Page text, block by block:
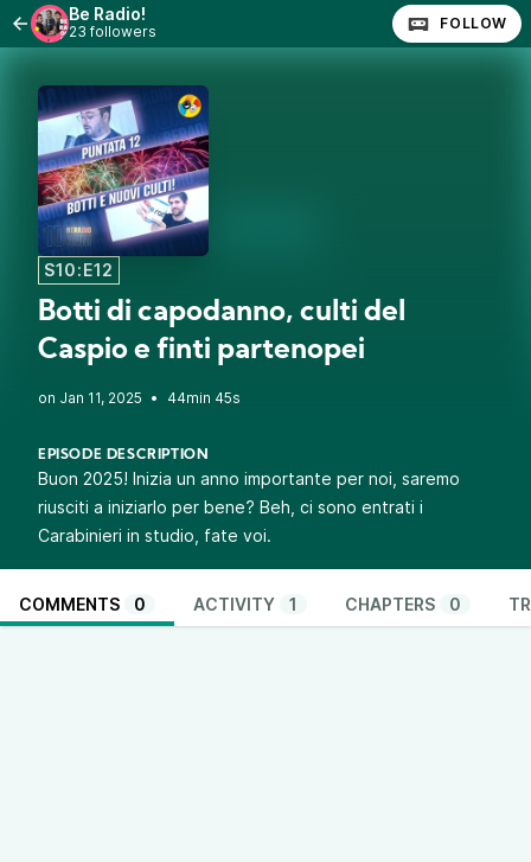
Be Radio!
23 followers FOLLOW
S10:E12
Botti di capodanno, culti del
Caspio e finti partenopei
• 44min 45s
EPISODE DESCRIPTION
Buon 2025! Inizia un anno importante per noi, saremo
riusciti a iniziarlo per bene? Beh, ci sono entrati i
Carabinieri in studio, fate voi.
COMMENTS 0 ACTIVITY 1 CHAPTERS 0